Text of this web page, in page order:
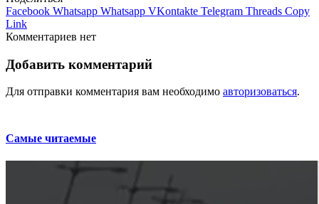
Facebook Whatsapp Whatsapp VKontakte Telegram Threads Copy
Link
Комментариев нет
Добавить комментарий
Для отправки комментария вам необходимо авторизоваться.
Самые читаемые